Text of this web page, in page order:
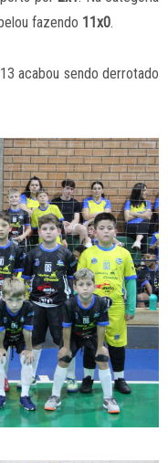
fazendo 11x0.
acabou sendo derrotado